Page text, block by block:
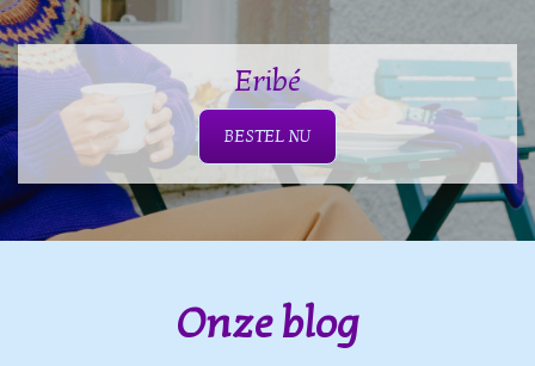
Eribé
BESTEL NU
Onze blog